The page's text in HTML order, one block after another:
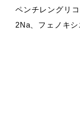
ペンチレングリ
2Na、フェノキ